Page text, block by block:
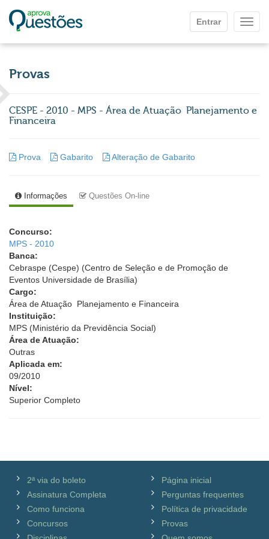
Entrar
Provas
CESPE - 2010 - MPS - Área de Atuação  Planejamento e
Financeira
Prova Gabarito Alteração de Gabarito
Informações Questões On-line
Concurso:
MPS - 2010
Banca:
Cebraspe (Cespe) (Centro de Seleção e de Promoção de
Eventos Universidade de Brasília)
Cargo:
Área de Atuação  Planejamento e Financeira
Instituição:
MPS (Ministério da Previdência Social)
Área de Atuação:
Outras
Aplicada em:
09/2010
Nível:
Superior Completo
2ª via do boleto
Assinatura Completa
Como funciona
Concursos
Página inicial
Perguntas frequentes
Política de privacidade
Provas